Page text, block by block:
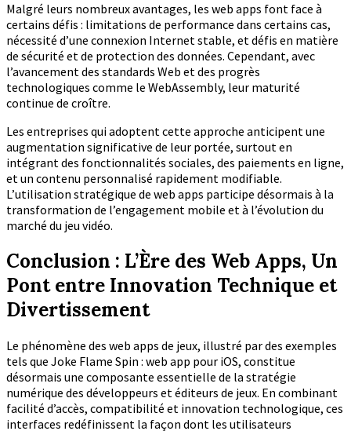
Malgré leurs nombreux avantages, les web apps font face à
certains défis : limitations de performance dans certains cas,
nécessité d’une connexion Internet stable, et défis en matière
de sécurité et de protection des données. Cependant, avec
l’avancement des standards Web et des progrès
technologiques comme le WebAssembly, leur maturité
continue de croître.
Les entreprises qui adoptent cette approche anticipent une
augmentation significative de leur portée, surtout en
intégrant des fonctionnalités sociales, des paiements en ligne,
et un contenu personnalisé rapidement modifiable.
L’utilisation stratégique de web apps participe désormais à la
transformation de l’engagement mobile et à l’évolution du
marché du jeu vidéo.
Conclusion : L’Ère des Web Apps, Un
Pont entre Innovation Technique et
Divertissement
Le phénomène des web apps de jeux, illustré par des exemples
tels que Joke Flame Spin : web app pour iOS, constitue
désormais une composante essentielle de la stratégie
numérique des développeurs et éditeurs de jeux. En combinant
facilité d’accès, compatibilité et innovation technologique, ces
interfaces redéfinissent la façon dont les utilisateurs